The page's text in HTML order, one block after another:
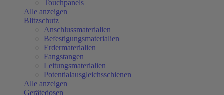
Touchpanels
Alle anzeigen
Blitzschutz
Anschlussmaterialien
Befestigungsmaterialien
Erdermaterialien
Fangstangen
Leitungsmaterialien
Potentialausgleichsschienen
Alle anzeigen
Gerätedosen